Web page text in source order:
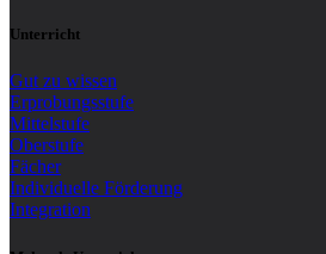
Unterricht
Gut zu wissen
Erprobungsstufe
Mittelstufe
Oberstufe
Fächer
Individuelle Förderung
Integration